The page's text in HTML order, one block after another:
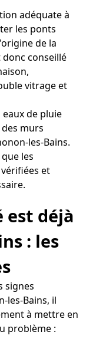
adéquate à
les ponts
de la
conseillé
vitrage et
eaux de pluie
murs
les-Bains.
les
et
est déjà
: les
signes
les-Bains, il
à mettre en
problème :